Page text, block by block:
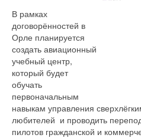
В рамках
договорённостей в
Орле планируется
создать авиационный
учебный центр,
который будет
обучать
первоначальным
навыкам управления
любителей и проводить
пилотов гражданской и